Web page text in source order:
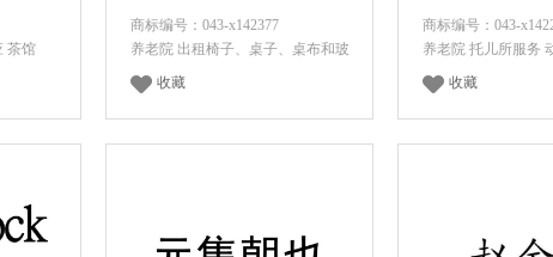
茶馆
商标编号：043-x142377
养老院 出租椅子、桌子、桌布和玻
收藏
商标编号：043-
养老院 托儿所服务
收藏